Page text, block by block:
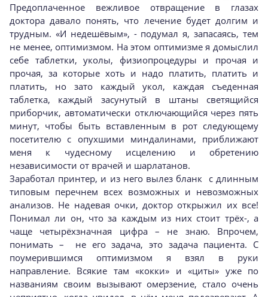
Предоплаченное вежливое отвращение в глазах
доктора давало понять, что лечение будет долгим и
трудным. «И недешёвым», - подумал я, запасаясь, тем
не менее, оптимизмом. На этом оптимизме я домыслил
себе таблетки, уколы, физиопроцедуры и прочая и
прочая, за которые хоть и надо платить, платить и
платить, но зато каждый укол, каждая съеденная
таблетка, каждый засунутый в штаны светящийся
приборчик, автоматически отключающийся через пять
минут, чтобы быть вставленным в рот следующему
посетителю с опухшими миндалинами, приближают
меня к чудесному исцелению и обретению
независимости от врачей и шарлатанов.
Заработал принтер, и из него вылез бланк с длинным
типовым перечнем всех возможных и невозможных
анализов. Не надевая очки, доктор открыжил их все!
Понимал ли он, что за каждым из них стоит трёх-, а
чаще четырёхзначная цифра – не знаю. Впрочем,
понимать – не его задача, это задача пациента. С
поумерившимся оптимизмом я взял в руки
направление. Всякие там «кокки» и «циты» уже по
названиям своим вызывают омерзение, стало очень